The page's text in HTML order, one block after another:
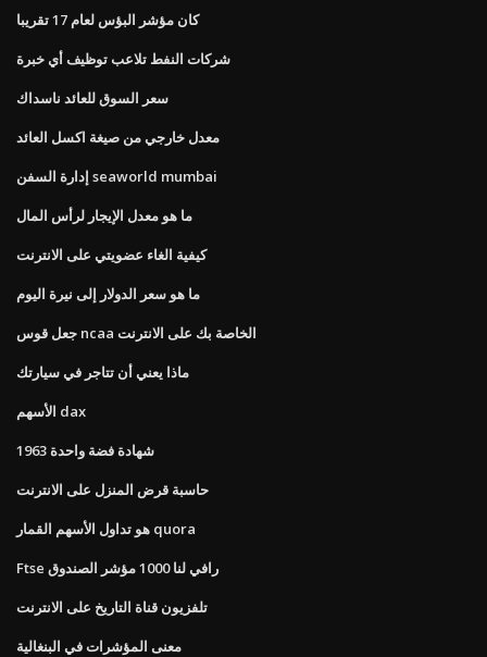
كان مؤشر البؤس لعام 17 تقريبا
شركات النفط تلاعب توظيف أي خبرة
سعر السوق للعائد ناسداك
معدل خارجي من صيغة اكسل العائد
إدارة السفن seaworld mumbai
ما هو معدل الإيجار لرأس المال
كيفية الغاء عضويتي على الانترنت
ما هو سعر الدولار إلى نيرة اليوم
جعل قوس ncaa الخاصة بك على الانترنت
ماذا يعني أن تتاجر في سيارتك
الأسهم dax
1963 شهادة فضة واحدة
حاسبة قرض المنزل على الانترنت
هو تداول الأسهم القمار quora
Ftse رافي لنا 1000 مؤشر الصندوق
تلفزيون قناة التاريخ على الانترنت
معنى المؤشرات في البنغالية